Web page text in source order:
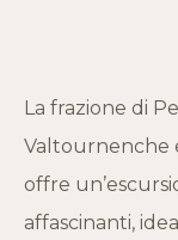
La frazione di
Valtournenche
offre
affascinanti,